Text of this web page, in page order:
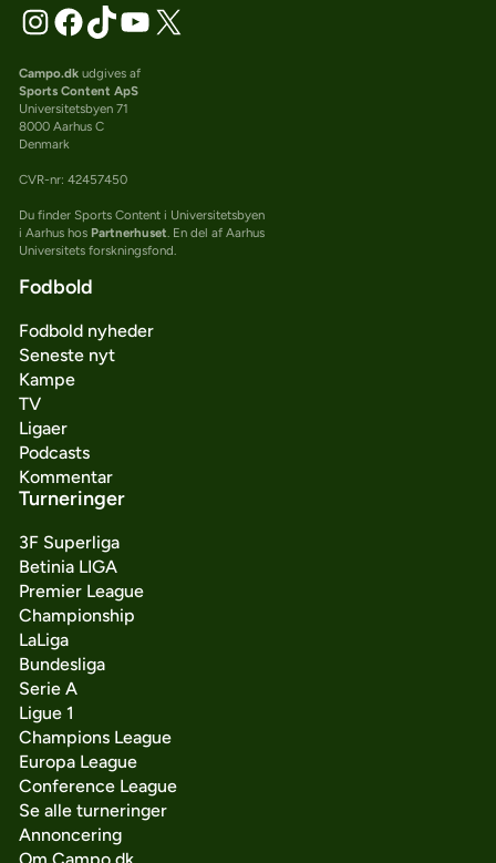
Campo.dkudgives af
Sports Content ApS
Universitetsbyen 71
8000 Aarhus C
Denmark
CVR-nr: 42457450
Du finder Sports Content i Universitetsbyen
i Aarhus hos Partnerhuset. En del af Aarhus
Universitets forskningsfond.
Fodbold
Fodbold nyheder
Seneste nyt
Kampe
TV
Ligaer
Podcasts
Kommentar
Turneringer
3F Superliga
Betinia LIGA
Premier League
Championship
LaLiga
Bundesliga
Serie A
Ligue 1
Champions League
Europa League
Conference League
Se alle turneringer
Annoncering